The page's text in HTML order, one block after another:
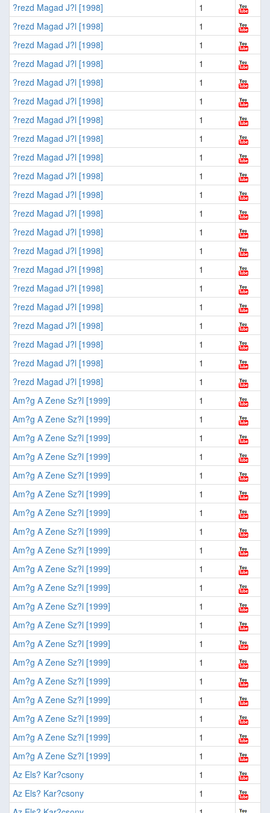
?rezd Magad J?l [1998]
1
?rezd Magad J?l [1998]
1
?rezd Magad J?l [1998]
1
?rezd Magad J?l [1998]
1
?rezd Magad J?l [1998]
1
?rezd Magad J?l [1998]
1
?rezd Magad J?l [1998]
1
?rezd Magad J?l [1998]
1
?rezd Magad J?l [1998]
1
?rezd Magad J?l [1998]
1
?rezd Magad J?l [1998]
1
?rezd Magad J?l [1998]
1
?rezd Magad J?l [1998]
1
?rezd Magad J?l [1998]
1
?rezd Magad J?l [1998]
1
?rezd Magad J?l [1998]
1
?rezd Magad J?l [1998]
1
?rezd Magad J?l [1998]
1
?rezd Magad J?l [1998]
1
?rezd Magad J?l [1998]
1
?rezd Magad J?l [1998]
1
Am?g A Zene Sz?l [1999]
1
Am?g A Zene Sz?l [1999]
1
Am?g A Zene Sz?l [1999]
1
Am?g A Zene Sz?l [1999]
1
Am?g A Zene Sz?l [1999]
1
Am?g A Zene Sz?l [1999]
1
Am?g A Zene Sz?l [1999]
1
Am?g A Zene Sz?l [1999]
1
Am?g A Zene Sz?l [1999]
1
Am?g A Zene Sz?l [1999]
1
Am?g A Zene Sz?l [1999]
1
Am?g A Zene Sz?l [1999]
1
Am?g A Zene Sz?l [1999]
1
Am?g A Zene Sz?l [1999]
1
Am?g A Zene Sz?l [1999]
1
Am?g A Zene Sz?l [1999]
1
Am?g A Zene Sz?l [1999]
1
Am?g A Zene Sz?l [1999]
1
Am?g A Zene Sz?l [1999]
1
Am?g A Zene Sz?l [1999]
1
Az Els? Kar?csony
1
Az Els? Kar?csony
1